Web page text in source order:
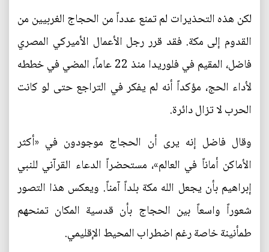
لكن هذه التحذيرات لم تمنع عدداً من الحجاج الغربيين من
القدوم إلى مكة. فقد قرر رجل الأعمال الأميركي المصري
فاضل، المقيم في فلوريدا منذ 22 عاماً، المضي في خططه
لأداء الحج، مؤكداً أنه لم يفكر في التراجع حتى لو كانت
الحرب لا تزال دائرة.
وقال فاضل إنه يرى أن الحجاج موجودون في «أكثر
الأماكن أماناً في العالم»، مستحضراً الدعاء القرآني للنبي
إبراهيم بأن يجعل الله مكة بلداً آمناً. ويعكس هذا التصور
شعوراً واسعاً بين الحجاج بأن قدسية المكان تمنحهم
طمأنينة خاصة رغم اضطراب المحيط الإقليمي.